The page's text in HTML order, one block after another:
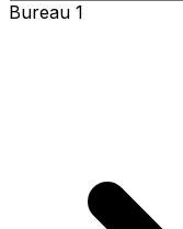
Bureau 1